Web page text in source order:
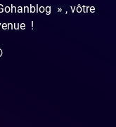
» , vôtre
!